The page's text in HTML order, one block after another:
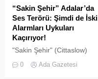
“Sakin Şehir” Adalar’da
Ses Terörü: Şimdi de İski
Alarmları Uykuları
Kaçırıyor!
"Sakin Şehir" (Cittaslow)
Adalar'da gürültü kirliliği
0 Ada Gazetesi